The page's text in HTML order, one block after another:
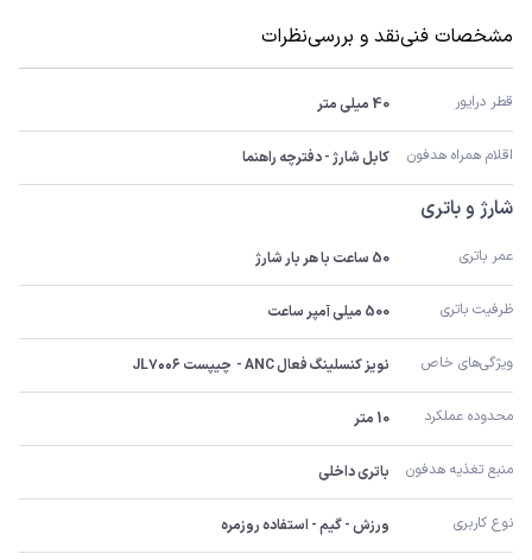
مشخصات فنینقد و بررسینظرات
قطر درایور 40 میلی متر
اقلام همراه هدفون کابل شارژ - دفترچه راهنما
شارژ و باتری
عمر باتری 50 ساعت با هر بار شارژ
ظرفیت باتری 500 میلی آمپر ساعت
ویژگی‌های خاص نویز کنسلینگ فعال ANC -  چیپست JL۷۰۰۶
محدوده عملکرد 10 متر
منبع تغذیه هدفون باتری داخلی
نوع کاربری ورزش - گیم - استفاده روزمره